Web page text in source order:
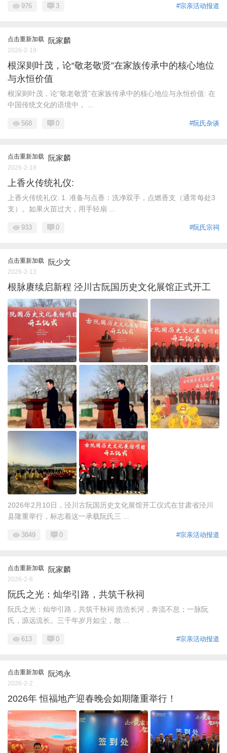
#宗亲活动报道
976 3
点击重新加载 阮家麟
2026-2-19
根深则叶茂，论“敬老敬贤”在家族传承中的核心地位
与永恒价值
根深则叶茂，论“敬老敬贤”在家族传承中的核心地位与永恒价值: 在
中国传统文化的语境中， ...
#阮氏杂谈
568 0
点击重新加载 阮家麟
2026-2-18
上香火传统礼仪:
上香火传统礼仪: 1. 准备与点香：洗净双手，点燃香支（通常每处3
支）。如果火苗过大，用手轻扇 ...
#阮氏宗祠
933 0
点击重新加载 阮少文
2026-2-13
根脉赓续启新程 泾川古阮国历史文化展馆正式开工
2026年2月10日，泾川古阮国历史文化展馆开工仪式在甘肃省泾川
县隆重举行，标志着这一承载阮氏三 ...
#宗亲活动报道
3849 0
点击重新加载 阮家麟
2026-2-8
阮氏之光：灿华引路，共筑千秋祠
阮氏之光：灿华引路，共筑千秋祠 浩浩长河，奔流不息；一脉阮
氏，源远流长。三千年岁月如尘，散 ...
#宗亲活动报道
613 0
点击重新加载 阮鸿永
2026-2-2
2026年 恒福地产迎春晚会如期隆重举行！